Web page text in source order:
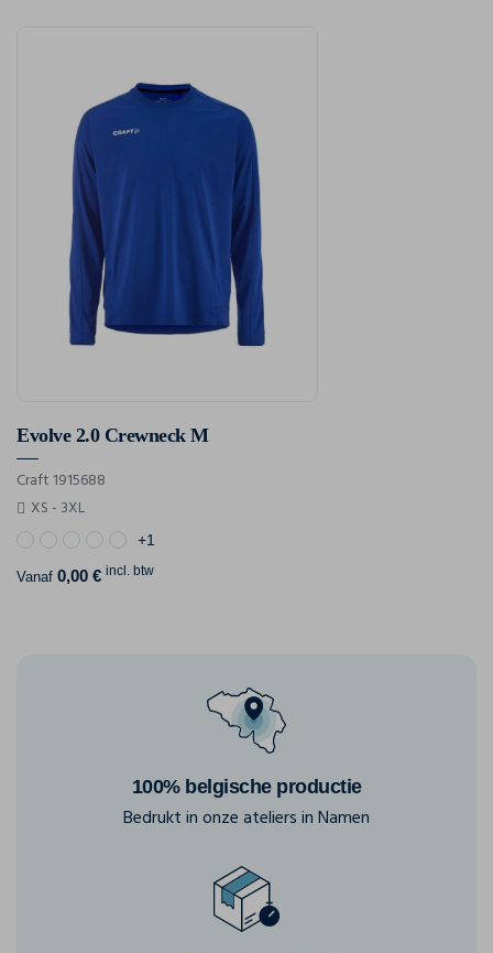
Evolve 2.0 Crewneck M
Craft 1915688
XS - 3XL
+1
Vanaf 0,00 € incl. btw
100% belgische productie
Bedrukt in onze ateliers in Namen